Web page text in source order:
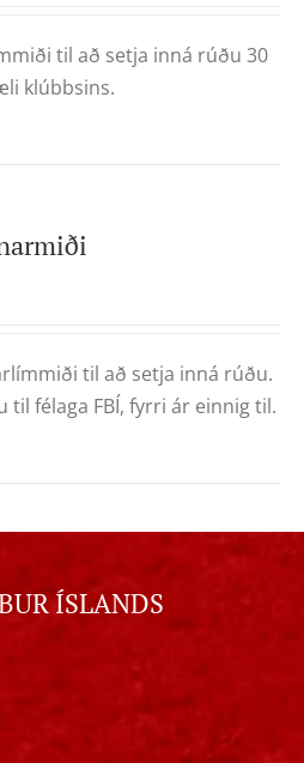
til að setja inná rúðu 30
klúbbsins.
til að setja inná rúðu.
til félaga FBÍ, fyrri ár einnig til.
ÍSLANDS